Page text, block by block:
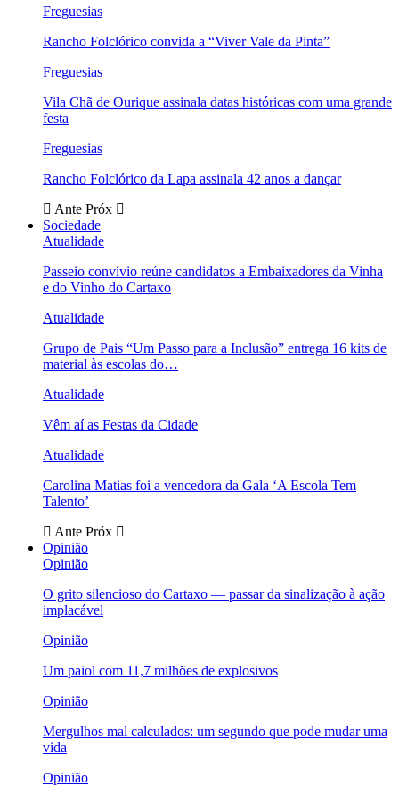
Freguesias
Rancho Folclórico convida a “Viver Vale da Pinta”
Freguesias
Vila Chã de Ourique assinala datas históricas com uma grande
festa
Freguesias
Rancho Folclórico da Lapa assinala 42 anos a dançar
Ante Próx
Sociedade
Atualidade
Passeio convívio reúne candidatos a Embaixadores da Vinha
e do Vinho do Cartaxo
Atualidade
Grupo de Pais “Um Passo para a Inclusão” entrega 16 kits de
material às escolas do…
Atualidade
Vêm aí as Festas da Cidade
Atualidade
Carolina Matias foi a vencedora da Gala ‘A Escola Tem
Talento’
Ante Próx
Opinião
Opinião
O grito silencioso do Cartaxo — passar da sinalização à ação
implacável
Opinião
Um paiol com 11,7 milhões de explosivos
Opinião
Mergulhos mal calculados: um segundo que pode mudar uma
vida
Opinião